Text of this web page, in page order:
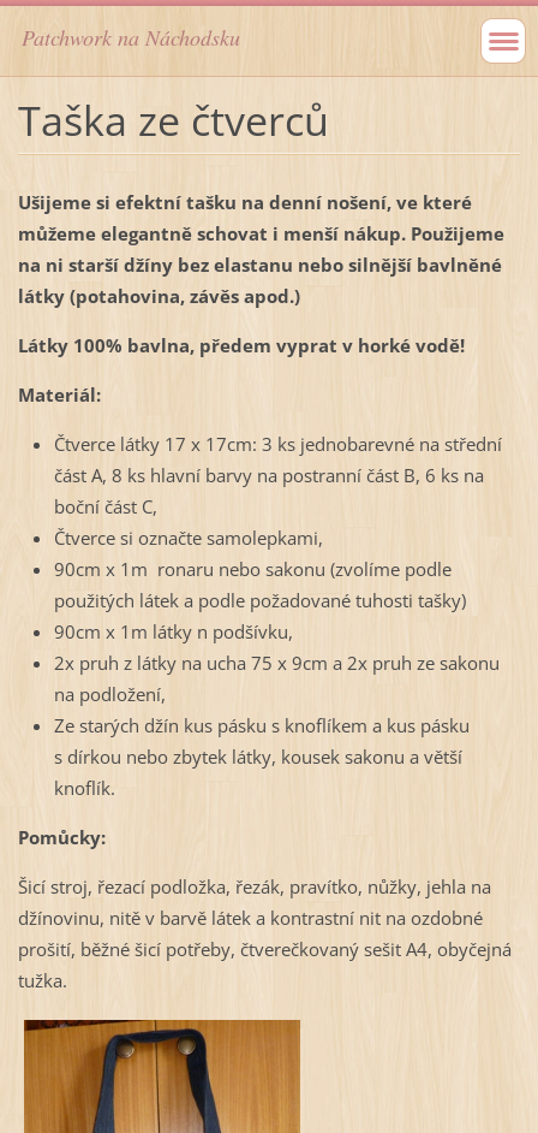
Patchwork na Náchodsku
Taška ze čtverců
Ušijeme si efektní tašku na denní nošení, ve které
můžeme elegantně schovat i menší nákup. Použijeme
na ni starší džíny bez elastanu nebo silnější bavlněné
látky (potahovina, závěs apod.)
Látky 100% bavlna, předem vyprat v horké vodě!
Materiál:
Čtverce látky 17 x 17cm: 3 ks jednobarevné na střední
část A, 8 ks hlavní barvy na postranní část B, 6 ks na
boční část C,
Čtverce si označte samolepkami,
90cm x 1m ronaru nebo sakonu (zvolíme podle
použitých látek a podle požadované tuhosti tašky)
90cm x 1m látky n podšívku,
2x pruh z látky na ucha 75 x 9cm a 2x pruh ze sakonu
na podložení,
Ze starých džín kus pásku s knoflíkem a kus pásku
s dírkou nebo zbytek látky, kousek sakonu a větší
knoflík.
Pomůcky:
Šicí stroj, řezací podložka, řezák, pravítko, nůžky, jehla na
džínovinu, nitě v barvě látek a kontrastní nit na ozdobné
prošití, běžné šicí potřeby, čtverečkovaný sešit A4, obyčejná
tužka.